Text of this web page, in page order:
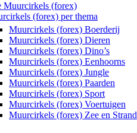
Muurcirkels (forex)
(forex) per thema
Muurcirkels (forex) Boerderij
Muurcirkels (forex) Dieren
Muurcirkels (forex) Dino’s
Muurcirkels (forex) Eenhoorns
Muurcirkels (forex) Jungle
Muurcirkels (forex) Paarden
Muurcirkels (forex) Sport
Muurcirkels (forex) Voertuigen
Muurcirkels (forex) Zee en Strand